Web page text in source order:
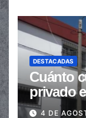
DESTACADAS
Cuánto
privado
de4 DE